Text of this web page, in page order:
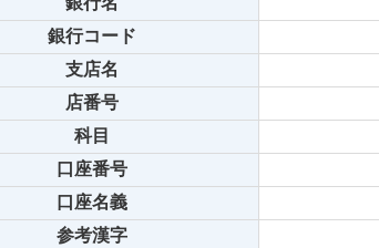
銀行コード
支店名
店番号
科目
口座番号
口座名義
参考漢字